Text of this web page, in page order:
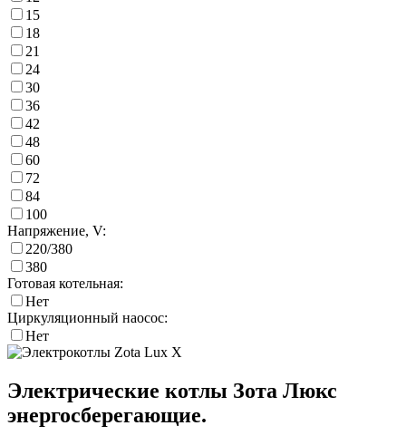
15
18
21
24
30
36
42
48
60
72
84
100
Напряжение, V:
220/380
380
Готовая котельная:
Нет
Циркуляционный наосос:
Нет
Электрические котлы Зота Люкс
энергосберегающие.